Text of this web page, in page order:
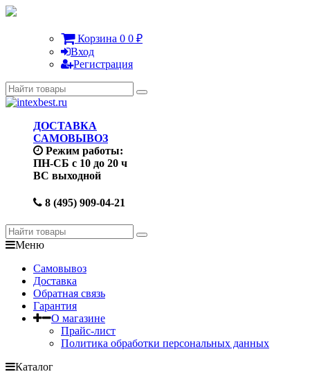
Корзина 0 0 ₽
Вход
Регистрация
ДОСТАВКА
САМОВЫВОЗ
Режим работы:
ПН-СБ с 10 до 20 ч
ВС выходной
8 (495) 909-04-21
Меню
Самовывоз
Доставка
Обратная связь
Гарантия
О магазине
Прайс-лист
Политика обработки персональных данных
Каталог